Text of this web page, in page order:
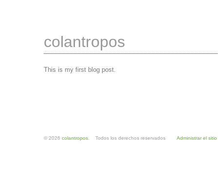
colantropos
This is my first blog post.
© 2026 colantropos . Todos los derechos reservados Administrar el sitio